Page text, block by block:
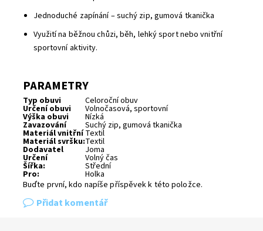
Jednoduché zapínání – suchý zip, gumová tkanička
Využití na běžnou chůzi, běh, lehký sport nebo vnitřní
sportovní aktivity.
PARAMETRY
Typ obuvi Celoroční obuv
Určení obuvi Volnočasová, sportovní
Výška obuvi Nízká
Zavazování Suchý zip, gumová tkanička
Materiál vnitřní Textil
Materiál svršku:Textil
Dodavatel Joma
Určení Volný čas
Šířka: Střední
Pro:
Holka
Buďte první, kdo napíše příspěvek k této položce.
Přidat komentář